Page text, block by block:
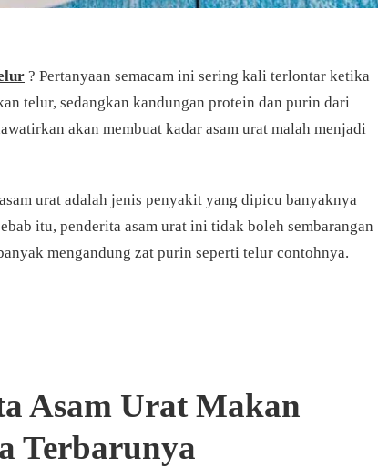
? Pertanyaan semacam ini sering kali terlontar ketika
telur, sedangkan kandungan protein dan purin dari
akan membuat kadar asam urat malah menjadi
urat adalah jenis penyakit yang dipicu banyaknya
itu, penderita asam urat ini tidak boleh sembarangan
mengandung zat purin seperti telur contohnya.
Asam Urat Makan
Terbarunya